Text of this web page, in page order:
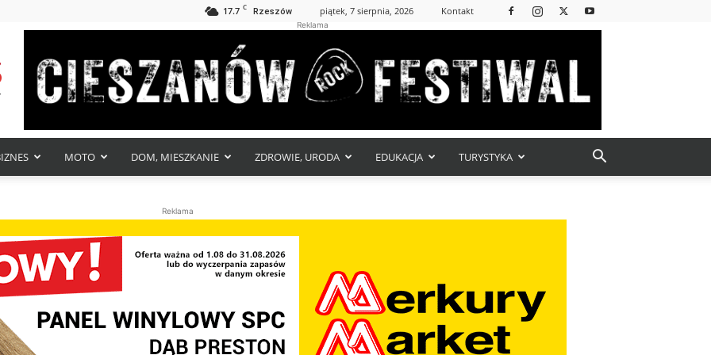
17.7 C Rzeszów piątek, 7 sierpnia, 2026 Kontakt
Reklama
MOTO DOM, MIESZKANIE ZDROWIE, URODA EDUKACJA TURYSTYKA
Reklama